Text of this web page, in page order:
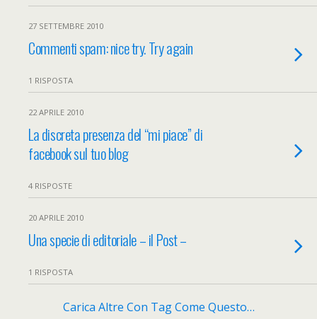
27 SETTEMBRE 2010
Commenti spam: nice try. Try again
1 RISPOSTA
22 APRILE 2010
La discreta presenza del “mi piace” di
facebook sul tuo blog
4 RISPOSTE
20 APRILE 2010
Una specie di editoriale – il Post –
1 RISPOSTA
Carica Altre Con Tag Come Questo…